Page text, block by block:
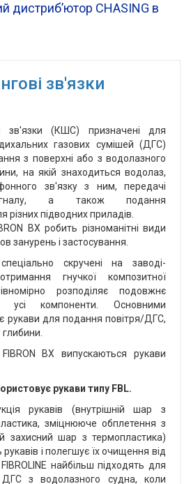
дистрибʼютор CHASING в
зв'язки
зв'язки (КШС) призначені для
газових сумішей (ДГС)
з поверхні або з водолазного
на якій знаходиться водолаз,
зв'язку з ним, передачі
а також подання
підводних приладів.
BX робить різноманітні види
занурень і застосування.
скручені на заводі-
гнучкої композитної
розподіляє подовжнє
усі компоненти. Основними
для подання повітря/ДГС,
глибини.
BX випускаються рукави
рукави типу FBL.
рукавів (внутрішній шар з
зміцнююче обплетення з
захисний шар з термопластика)
рукавів і полегшує їх очищення від
найбільш підходять для
ДГС з водолазного судна, коли